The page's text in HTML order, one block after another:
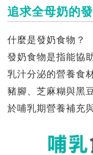
追求全母奶的
什麼是發奶食物？
發奶食物是指能協
乳汁分泌的營養食
豬腳、芝麻糊與黑
於哺乳期營養補充